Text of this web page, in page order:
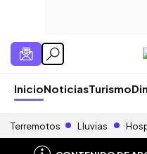
InicioNoticiasTurismo
Terremotos Lluvias